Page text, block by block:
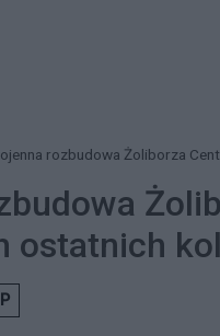
rozbudowa Żoliborza
ostatnich